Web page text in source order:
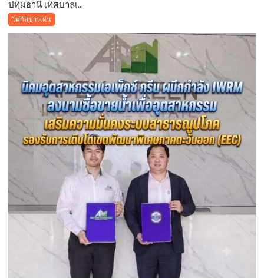
ว่า
รัก
พา
แม่
เที่ยว
คูคต
เดิน
แก้
ปัญหา
ผู้
เร่ร่อน
สร้าง
ความ
ปทุมธานี เทศบาลเ...
โฟกัสข่าวเด่น